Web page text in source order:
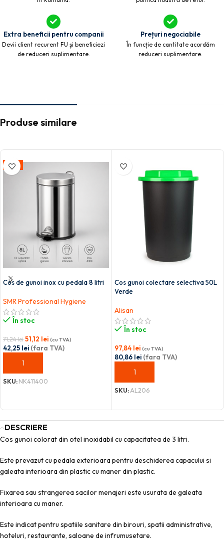
Extra beneficii pentru companii
Devii client recurent FU și beneficiezi
de reduceri suplimentare.
Prețuri negociabile
În funcție de cantitate acordăm
reduceri suplimentare.
Produse similare
-28%
Cos de gunoi inox cu pedala 8 litri
SMR Professional Hygiene
În stoc
71,24lei 51,12 lei (cu TVA)
42,25 lei (fara TVA)
ADAUGĂ ÎN COȘ
SKU:NK411400
Cos gunoi colectare selectiva 50L
Verde
Alisan
În stoc
97,84 lei (cu TVA)
80,86 lei (fara TVA)
ADAUGĂ ÎN COȘ
SKU:AL206
DESCRIERE
Cos gunoi colorat din otel inoxidabil cu capacitatea de 3 litri.
Este prevazut cu pedala exterioara pentru deschiderea capacului si
galeata interioara din plastic cu maner din plastic.
Fixarea sau strangerea sacilor menajeri este usurata de galeata
interioara cu maner.
Este indicat pentru spatiile sanitare din birouri, spatii administrative,
hoteluri, restaurante, saloane de infrumusetare.